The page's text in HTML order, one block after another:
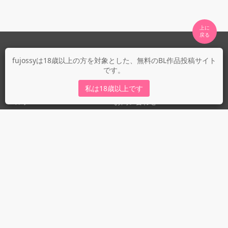
fujossyは18歳以上の方を対象とした、無料のBL作品投稿サイト
です。
私は18歳以上です
上に
fujossyについて
fujossy運営ブログ